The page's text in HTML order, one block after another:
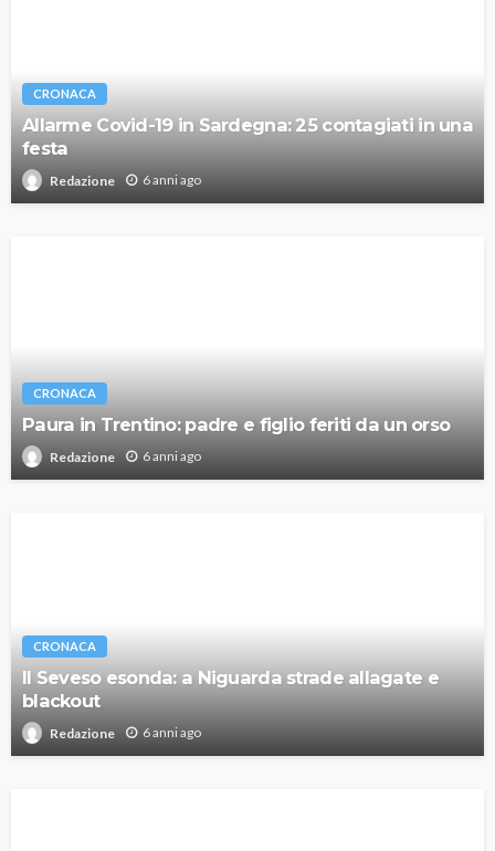
CRONACA
Allarme Covid-19 in Sardegna: 25 contagiati in una
festa
Redazione 6 anni ago
CRONACA
Paura in Trentino: padre e figlio feriti da un orso
Redazione 6 anni ago
CRONACA
Il Seveso esonda: a Niguarda strade allagate e
blackout
Redazione 6 anni ago